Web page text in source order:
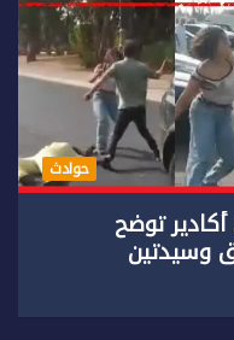
حوادث
أكادير توضح
وسيدتين